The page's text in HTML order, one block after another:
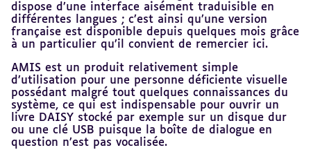
dispose d’une interface aisément traduisible en
différentes langues ; c’est ainsi qu’une version
française est disponible depuis quelques mois grâce
à un particulier qu’il convient de remercier ici.
AMIS est un produit relativement simple
d’utilisation pour une personne déficiente visuelle
possédant malgré tout quelques connaissances du
système, ce qui est indispensable pour ouvrir un
livre DAISY stocké par exemple sur un disque dur
ou une clé USB puisque la boîte de dialogue en
question n’est pas vocalisée.